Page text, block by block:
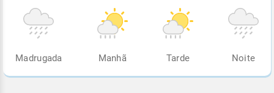
Madrugada Manhã Tarde Noite